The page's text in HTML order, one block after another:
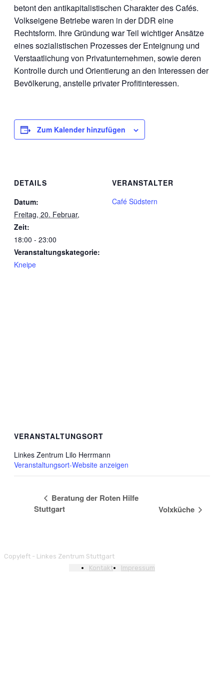
betont den antikapitalistischen Charakter des Cafés.
Volkseigene Betriebe waren in der DDR eine
Rechtsform. Ihre Gründung war Teil wichtiger Ansätze
eines sozialistischen Prozesses der Enteignung und
Verstaatlichung von Privatunternehmen, sowie deren
Kontrolle durch und Orientierung an den Interessen der
Bevölkerung, anstelle privater Profitinteressen.
Zum Kalender hinzufügen
DETAILS
Datum:
Freitag, 20. Februar,
Zeit:
18:00 - 23:00
Veranstaltungskategorie:
Kneipe
VERANSTALTER
Café Südstern
VERANSTALTUNGSORT
Linkes Zentrum Lilo Herrmann
Veranstaltungsort-Website anzeigen
Beratung der Roten Hilfe
Stuttgart
Volxküche
Copyleft - Linkes Zentrum Stuttgart
Kontakt
Impressum